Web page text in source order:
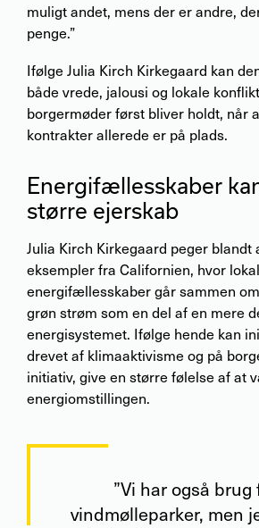
muligt andet, mens der er andre,
penge.”
Ifølge Julia Kirch Kirkegaard kan
både vrede, jalousi og lokale
borgermøder først bliver holdt, når
kontrakter allerede er på plads.
Energifællesskaber
større ejerskab
Julia Kirch Kirkegaard peger blandt
eksempler fra Californien, hvor
energifællesskaber går sammen
grøn strøm som en del af en mere
energisystemet. Ifølge hende kan
drevet af klimaaktivisme og på
initiativ, give en større følelse af at
energiomstillingen.
”Vi har også brug
vindmølleparker, men